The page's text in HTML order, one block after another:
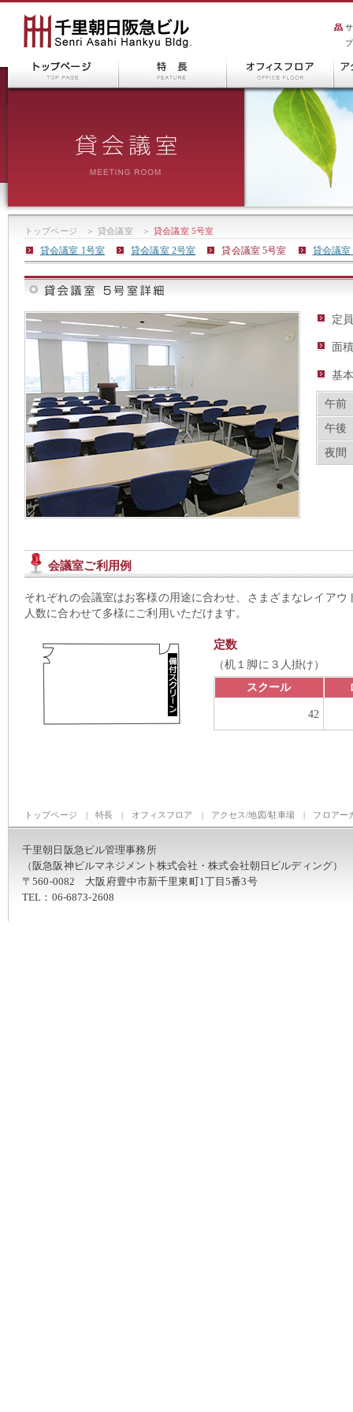
プ
トップページ ＞ 貸会議室 ＞ 貸会議室 5号室
貸会議室 1号室 貸会議室 2号室 貸会議室 5号室 貸会議室
定
面
基
午前
午後
夜間
会議室ご利用例
それぞれの会議室はお客様の用途に合わせ、さまざまなレイア
人数に合わせて多様にご利用いただけます。
定数
（机１脚に３人掛け）
スクール
42
トップページ | 特長 | オフィスフロア | アクセス/地図/駐車場 | フロアー
千里朝日阪急ビル管理事務所
（阪急阪神ビルマネジメント株式会社・株式会社朝日ビルディング）
〒560-0082 大阪府豊中市新千里東町1丁目5番3号
TEL：06-6873-2608